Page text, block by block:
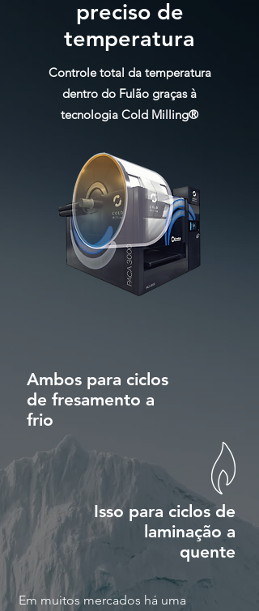
preciso de
temperatura
Controle total da temperatura
dentro do Fulão graças à
tecnologia Cold Milling®
Ambos para ciclos
de fresamento a
frio
Isso para ciclos de
laminação a
quente
Em muitos mercados há uma